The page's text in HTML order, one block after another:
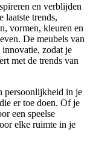
en verblijden
laatste trends,
vormen, kleuren en
De meubels van
zodat je
met de trends van
persoonlijkheid in je
er toe doen. Of je
een speelse
elke ruimte in je